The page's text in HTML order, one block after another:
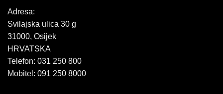
Adresa:
Svilajska ulica 30 g
31000, Osijek
HRVATSKA
Telefon: 031 250 800
Mobitel: 091 250 8000